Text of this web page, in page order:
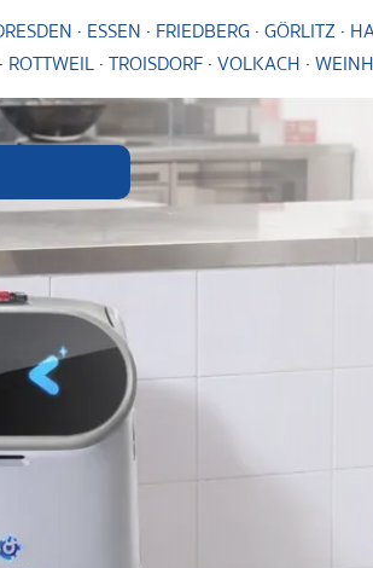
· ESSEN · FRIEDBERG·GÖRLITZ ·
· ROTTWEIL·TROISDORF·VOLKACH ·